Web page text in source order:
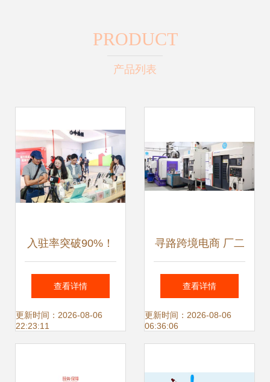
PRODUCT
产品列表
入驻率突破90%！
探访当红电商产业
园开业盛况与运营
查看详情
更新时间：2026-08-06
22:23:11
寻路跨境电商 厂二
代乘顺风出海，网
站策划决胜千里
查看详情
更新时间：2026-08-06
06:36:06